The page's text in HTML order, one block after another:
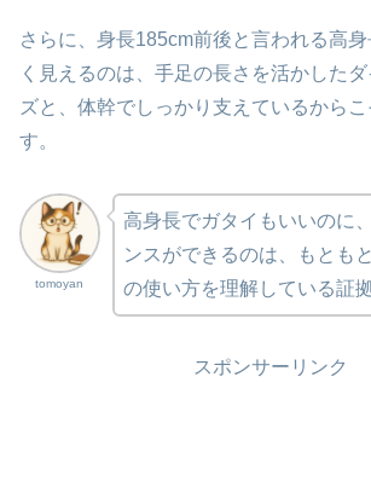
さらに、身長185cm前後と言われる高
く見えるのは、手足の長さを活かした
ズと、体幹でしっかり支えているから
す。
tomoyan
高身長でガタイもいいのに
ンスができるのは、もとも
の使い方を理解している証
スポンサーリンク